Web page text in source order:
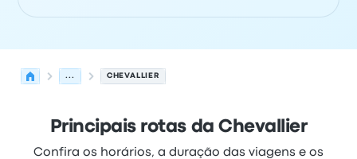
... CHEVALLIER
Principais rotas da Chevallier
Confira os horários, a duração das viagens e os